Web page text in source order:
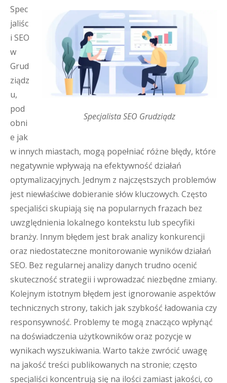
Specjalista SEO Grudziądz
Spec
jaliśc
i SEO
w
Grud
ziądz
u,
pod
obni
e jak
w innych miastach, mogą popełniać różne błędy, które
negatywnie wpływają na efektywność działań
optymalizacyjnych. Jednym z najczęstszych problemów
jest niewłaściwe dobieranie słów kluczowych. Często
specjaliści skupiają się na popularnych frazach bez
uwzględnienia lokalnego kontekstu lub specyfiki
branży. Innym błędem jest brak analizy konkurencji
oraz niedostateczne monitorowanie wyników działań
SEO. Bez regularnej analizy danych trudno ocenić
skuteczność strategii i wprowadzać niezbędne zmiany.
Kolejnym istotnym błędem jest ignorowanie aspektów
technicznych strony, takich jak szybkość ładowania czy
responsywność. Problemy te mogą znacząco wpłynąć
na doświadczenia użytkowników oraz pozycje w
wynikach wyszukiwania. Warto także zwrócić uwagę
na jakość treści publikowanych na stronie; często
specjaliści koncentrują się na ilości zamiast jakości, co